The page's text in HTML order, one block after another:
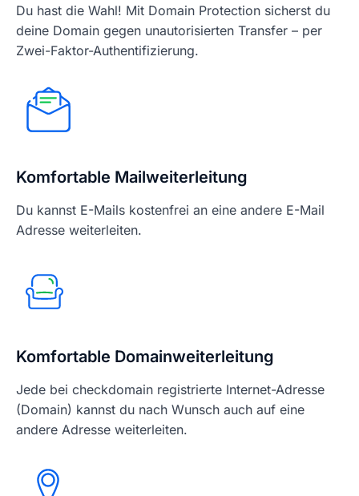
Du hast die Wahl! Mit Domain Protection sicherst du
deine Domain gegen unautorisierten Transfer – per
Zwei-Faktor-Authentifizierung.
Komfortable Mailweiterleitung
Du kannst E-Mails kostenfrei an eine andere E-Mail
Adresse weiterleiten.
Komfortable Domainweiterleitung
Jede bei checkdomain registrierte Internet-Adresse
(Domain) kannst du nach Wunsch auch auf eine
andere Adresse weiterleiten.